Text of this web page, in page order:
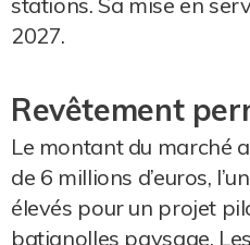
2027.
Revêtement
Le montant du marché
de 6 millions d’euros,
élevés pour un projet
batignolles paysage.